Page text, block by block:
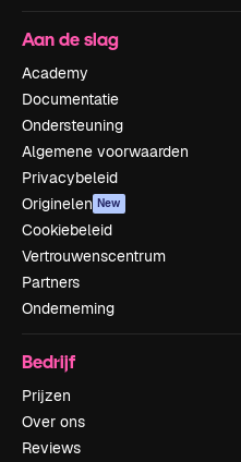
Aan de slag
Academy
Documentatie
Ondersteuning
Algemene voorwaarden
Privacybeleid
Originelen New
Cookiebeleid
Vertrouwenscentrum
Partners
Onderneming
Bedrijf
Prijzen
Over ons
Reviews